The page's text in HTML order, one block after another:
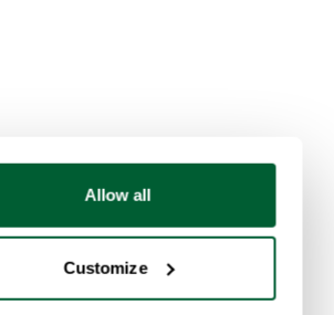
Allow all
Customize